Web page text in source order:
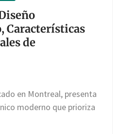
Características
de
en Montreal, presenta
moderno que prioriza